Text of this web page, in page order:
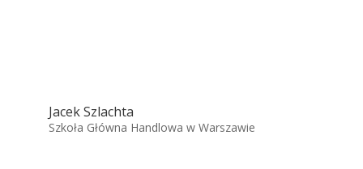
Jacek Szlachta
Szkoła Główna Handlowa w Warszawie